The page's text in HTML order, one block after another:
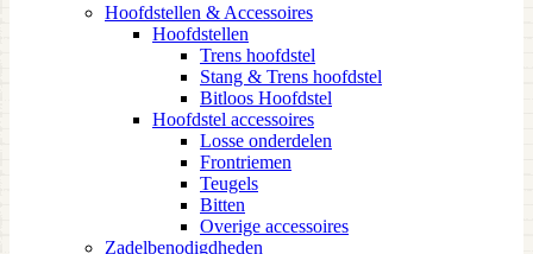
Hoofdstellen & Accessoires
Hoofdstellen
Trens hoofdstel
Stang & Trens hoofdstel
Bitloos Hoofdstel
Hoofdstel accessoires
Losse onderdelen
Frontriemen
Teugels
Bitten
Overige accessoires
Zadelbenodigdheden